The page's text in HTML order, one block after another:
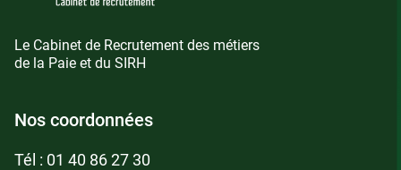
Le Cabinet de Recrutement des métiers
de la Paie et du SIRH
Nos coordonnées
Tél : 01 40 86 27 30